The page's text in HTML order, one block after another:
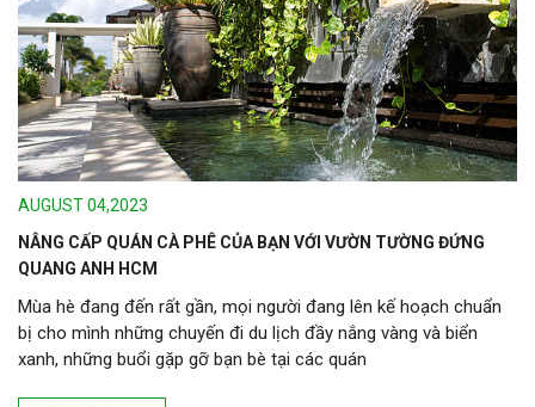
AUGUST 04,2023
NÂNG CẤP QUÁN CÀ PHÊ CỦA BẠN VỚI VƯỜN TƯỜNG ĐỨNG
QUANG ANH HCM
Mùa hè đang đến rất gần, mọi người đang lên kế hoạch chuẩn
bị cho mình những chuyến đi du lịch đầy nắng vàng và biển
xanh, những buổi gặp gỡ bạn bè tại các quán